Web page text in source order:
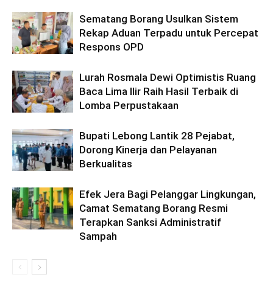
Sematang Borang Usulkan Sistem
Rekap Aduan Terpadu untuk Percepat
Respons OPD
Lurah Rosmala Dewi Optimistis Ruang
Baca Lima Ilir Raih Hasil Terbaik di
Lomba Perpustakaan
Bupati Lebong Lantik 28 Pejabat,
Dorong Kinerja dan Pelayanan
Berkualitas
Efek Jera Bagi Pelanggar Lingkungan,
Camat Sematang Borang Resmi
Terapkan Sanksi Administratif
Sampah